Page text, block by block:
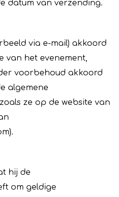
datum van verzending.
via e-mail) akkoord
van het evenement,
voorbehoud akkoord
algemene
ze op de website van
hij de
om geldige